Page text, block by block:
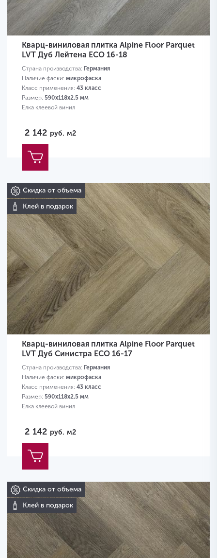
Кварц-виниловая плитка Alpine Floor Parquet
LVT Дуб Лейтена ECO 16-18
Страна производства: Германия
Наличие фаски: микрофаска
Класс применения: 43 класс
Размер: 590х118х2,5 мм
Елка клеевой винил
2 142 руб. м2
Скидка от объема
Клей в подарок
Кварц-виниловая плитка Alpine Floor Parquet
LVT Дуб Синистра ECO 16-17
Страна производства: Германия
Наличие фаски: микрофаска
Класс применения: 43 класс
Размер: 590х118х2,5 мм
Елка клеевой винил
2 142 руб. м2
Скидка от объема
Клей в подарок